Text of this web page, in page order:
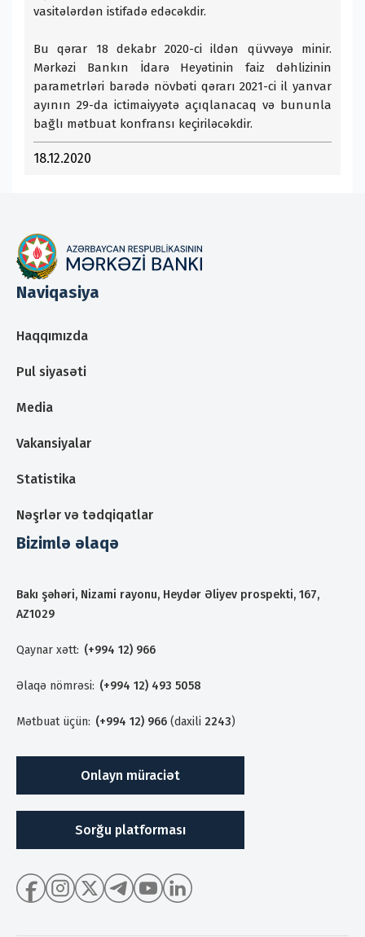
vasitələrdən istifadə edəcəkdir.
Bu qərar 18 dekabr 2020-ci ildən qüvvəyə minir.
Mərkəzi Bankın İdarə Heyətinin faiz dəhlizinin
parametrləri barədə növbəti qərarı 2021-ci il yanvar
ayının 29-da ictimaiyyətə açıqlanacaq və bununla
bağlı mətbuat konfransı keçiriləcəkdir.
18.12.2020
Naviqasiya
Haqqımızda
Pul siyasəti
Media
Vakansiyalar
Statistika
Nəşrlər və tədqiqatlar
Bizimlə əlaqə
Bakı şəhəri, Nizami rayonu, Heydər Əliyev prospekti, 167,
AZ1029
Qaynar xətt: (+994 12) 966
Əlaqə nömrəsi: (+994 12) 493 5058
Mətbuat üçün: (+994 12) 966 (daxili 2243)
Onlayn müraciət
Sorğu platforması